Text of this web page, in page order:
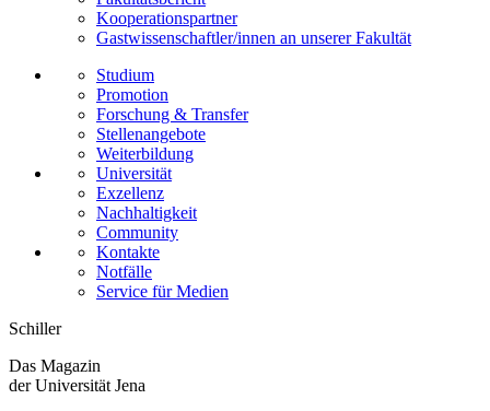
Kooperationspartner
Gastwissenschaftler/innen an unserer Fakultät
Studium
Promotion
Forschung & Transfer
Stellenangebote
Weiterbildung
Universität
Exzellenz
Nachhaltigkeit
Community
Kontakte
Notfälle
Service für Medien
Schiller
Das Magazin
der Universität Jena